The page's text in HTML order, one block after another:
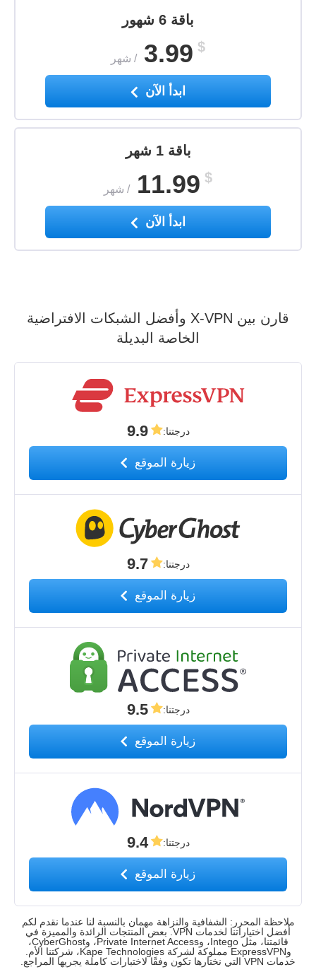
باقة 6 شهور
$
3.99
/ شهر
ابدأ الآن
باقة 1 شهر
$
11.99
/ شهر
ابدأ الآن
قارن بين X-VPN وأفضل الشبكات الافتراضية
الخاصة البديلة
درجتنا:
9.9
زيارة الموقع
درجتنا:
9.7
زيارة الموقع
درجتنا:
9.5
زيارة الموقع
درجتنا:
9.4
زيارة الموقع
ملاحظة المحرر: الشفافية والنزاهة مهمان بالنسبة لنا عندما نقدم لكم
أفضل اختياراتنا لخدمات VPN. بعض المنتجات الرائدة والمميزة في
قائمتنا، مثل Intego، وPrivate Internet Access، وCyberGhost،
وExpressVPN مملوكة لشركة Kape Technologies، شركتنا الأم.
خدمات VPN التي نختارها تكون وفقًا لاختبارات كاملة يجريها المراجع.